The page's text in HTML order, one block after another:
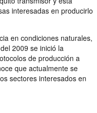
interesadas en producirlo
en condiciones naturales,
2009 se inició la
de producción a
que actualmente se
sectores interesados en